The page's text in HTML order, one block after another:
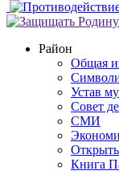
Район
Общая
Устав
Совет
СМИ
Книга